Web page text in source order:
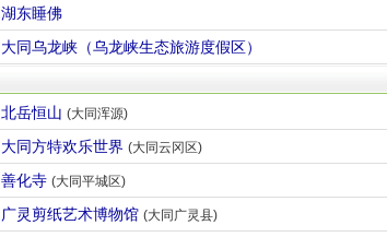
湖东睡佛
大同乌龙峡（乌龙峡生态旅游度假区）
北岳恒山 (大同浑源)
大同方特欢乐世界 (大同云冈区)
善化寺 (大同平城区)
广灵剪纸艺术博物馆 (大同广灵县)